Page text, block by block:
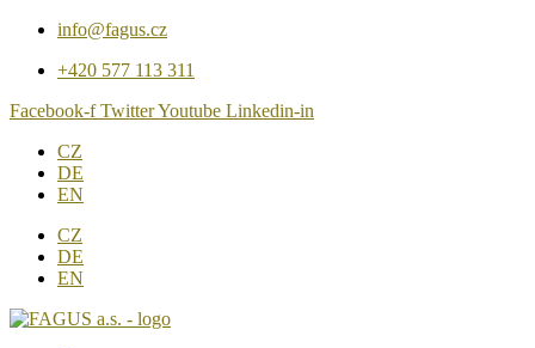
Přejít
obsahu
info@fagus.cz
+420 577 113 311
Facebook-f TwitterYoutube Linkedin-in
CZ
DE
EN
CZ
DE
EN